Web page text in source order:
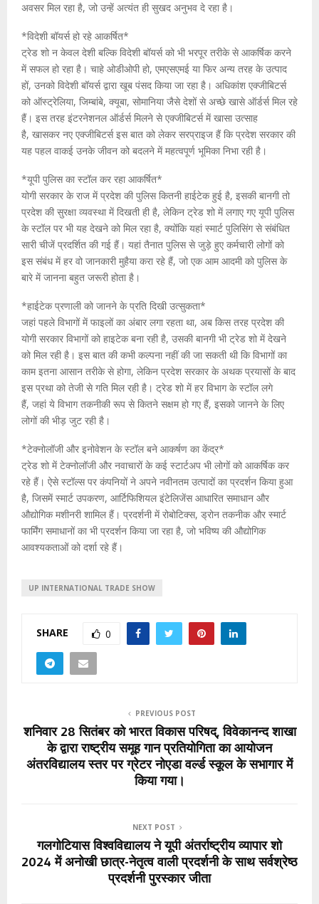
अवसर मिल रहा है, जो उन्‍हें अत्‍यंत ही सुखद अनुभव दे रहा है।
*विदेशी बॉयर्स हो रहे आकर्षित*
ट्रेड शो न केवल देशी बल्कि विदेशी बॉयर्स को भी भरपूर तरीके से आकर्षिक करने
में सफल हो रहा है। चाहे ओडीओपी हो, एमएसएमई या फिर अन्‍य तरह के उत्‍पाद
हों, उनको विदेशी बॉयर्स द्वारा खूब पंसद किया जा रहा है। अधिकांश एक्‍जीबिटर्स
को ऑस्‍ट्रेलिया, जिम्‍बांबे, क्‍यूबा, सोमानिया जैसे देशों से अच्‍छे खासे ऑर्डर्स मिल रहे
हैं। इस तरह इंटरनेशनल ऑर्डर्स मिलने से एक्‍जीबिटर्स में खासा उत्‍साह
है, खासकर नए एक्‍जीबिटर्स इस बात को लेकर सरप्राइज हैं कि प्रदेश सरकार की
यह पहल वाकई उनके जीवन को बदलने में महत्‍वपूर्ण भूमिका निभा रही है।
*यूपी पुलिस का स्‍टॉल कर रहा आकर्षित*
योगी सरकार के राज में प्रदेश की पुलिस कितनी हाईटेक हुई है, इसकी बानगी तो
प्रदेश की सुरक्षा व्‍यवस्‍था में दिखती ही है, लेकिन ट्रेड शो में लगाए गए यूपी पुलिस
के स्‍टॉल पर भी यह देखने को मिल रहा है, क्‍योंकि यहां स्‍मार्ट पुलिसिंग से संबंधित
सारी चीजें प्रदर्शित की गई हैं। यहां तैनात पुलिस से जुड़े हुए कर्मचारी लोगों को
इस संबंध में हर वो जानकारी मुहैया करा रहे हैं, जो एक आम आदमी को पुलिस के
बारे में जानना बहुत जरूरी होता है।
*हाईटेक प्रणाली को जानने के प्रति दिखी उत्‍सुकता*
जहां पहले विभागों में फाइलों का अंबार लगा रहता था, अब किस तरह प्रदेश की
योगी सरकार विभागों को हाइटेक बना रही है, उसकी बानगी भी ट्रेड शो में देखने
को मिल रही है। इस बात की कभी कल्‍पना नहीं की जा सकती थी कि विभागों का
काम इतना आसान तरीके से होगा, लेकिन प्रदेश सरकार के अथक प्रयासों के बाद
इस प्रथा को तेजी से गति मिल रही है। ट्रेड शो में हर विभाग के स्‍टॉल लगे
हैं, जहां ये विभाग तकनीकी रूप से कितने सक्षम हो गए हैं, इसको जानने के लिए
लोगों की भीड़ जुट रही है।
*टेक्नोलॉजी और इनोवेशन के स्‍टॉल बने आकर्षण का केंद्र*
ट्रेड शो में टेक्नोलॉजी और नवाचारों के कई स्टार्टअप भी लोगों को आकर्षिक कर
रहे हैं। ऐसे स्‍टॉल्‍स पर कंपनियों ने अपने नवीनतम उत्पादों का प्रदर्शन किया हुआ
है, जिसमें स्मार्ट उपकरण, आर्टिफिशियल इंटेलिजेंस आधारित समाधान और
औद्योगिक मशीनरी शामिल हैं। प्रदर्शनी में रोबोटिक्स, ड्रोन तकनीक और स्मार्ट
फार्मिंग समाधानों का भी प्रदर्शन किया जा रहा है, जो भविष्य की औद्योगिक
आवश्यकताओं को दर्शा रहे हैं।
UP INTERNATIONAL TRADE SHOW
SHARE 0
PREVIOUS POST
शनिवार 28 सितंबर को भारत विकास परिषद्, विवेकानन्द शाखा
के द्वारा राष्ट्रीय समूह गान प्रतियोगिता का आयोजन
अंतरविद्यालय स्तर पर ग्रेटर नोएडा वर्ल्ड स्कूल के सभागार में
किया गया।
NEXT POST
गलगोटियास विश्वविद्यालय ने यूपी अंतर्राष्ट्रीय व्यापार शो
2024 में अनोखी छात्र-नेतृत्व वाली प्रदर्शनी के साथ सर्वश्रेष्ठ
प्रदर्शनी पुरस्कार जीता